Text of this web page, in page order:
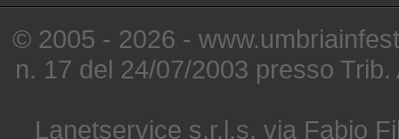
© 2005 - 2026 -
n. 17 del 24/07/2003 presso
Lanetservice s.r.l.s. via Fabio